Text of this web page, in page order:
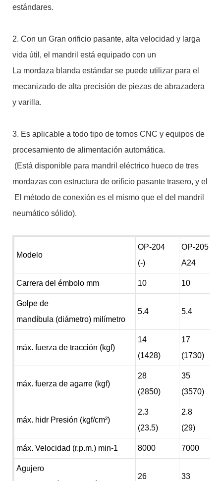
estándares.
2. Con un Gran orificio pasante, alta velocidad y larga
vida útil, el mandril está equipado con un
La mordaza blanda estándar se puede utilizar para el
mecanizado de alta precisión de piezas de abrazadera
y varilla.
3. Es aplicable a todo tipo de tornos CNC y equipos de
procesamiento de alimentación automática.
(Está disponible para mandril eléctrico hueco de tres
mordazas con estructura de orificio pasante trasero, y el
El método de conexión es el mismo que el del mandril
neumático sólido).
Modelo
OP-204
(-)
OP-205
A24
Carrera del émbolo mm 10 10
Golpe de
mandíbula (diámetro) milímetro
5.4 5.4
máx. fuerza de tracción (kgf)
14
(1428)
17
(1730)
máx. fuerza de agarre (kgf)
28
(2850)
35
(3570)
máx. hidr Presión (kgf/cm²)
2.3
(23.5)
2.8
(29)
máx. Velocidad (r.p.m.) min-1 8000 7000
Agujero
26 33